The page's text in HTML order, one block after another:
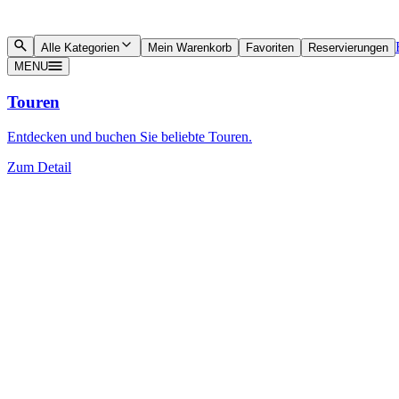
Alle Kategorien Mein Warenkorb Favoriten Reservierungen
MENU
Touren
Entdecken und buchen Sie beliebte Touren.
Zum Detail